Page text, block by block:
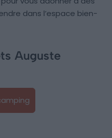
dans l’espace bien-
Auguste